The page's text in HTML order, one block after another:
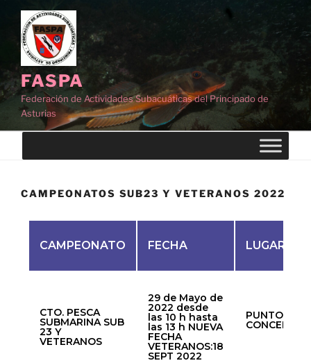
FASPA
Federación de Actividades Subacuáticas del Principado de
Asturias
CAMPEONATOS SUB23 Y VETERANOS 2022
CAMPEONATO FECHA LUGAR
CTO. PESCA
SUBMARINA SUB
23 Y
VETERANOS
29 de Mayo de
2022 desde
las 10 h hasta
las 13 h NUEVA
FECHA
VETERANOS:18
SEPT 2022
PUNTO DE